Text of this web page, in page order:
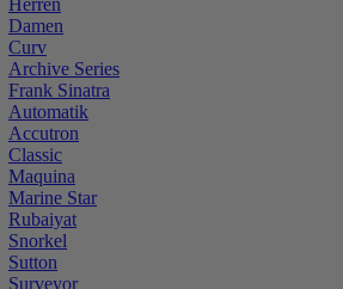
Herren
Damen
Curv
Archive Series
Frank Sinatra
Automatik
Accutron
Classic
Maquina
Marine Star
Rubaiyat
Snorkel
Sutton
Surveyor